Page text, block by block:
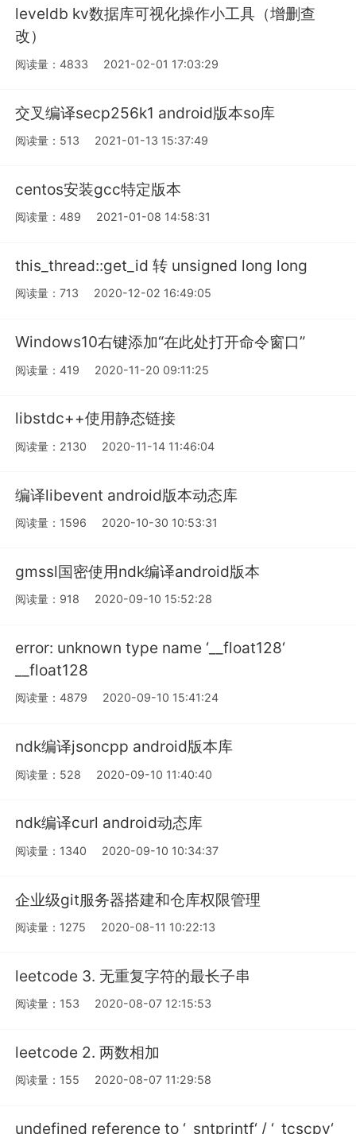
leveldb kv数据库可视化操作小工具（增删查
改）
阅读量：4833 2021-02-01 17:03:29
交叉编译secp256k1 android版本so库
阅读量：513 2021-01-13 15:37:49
centos安装gcc特定版本
阅读量：489 2021-01-08 14:58:31
this_thread::get_id 转 unsigned long long
阅读量：713 2020-12-02 16:49:05
Windows10右键添加“在此处打开命令窗口”
阅读量：419 2020-11-20 09:11:25
libstdc++使用静态链接
阅读量：2130 2020-11-14 11:46:04
编译libevent android版本动态库
阅读量：1596 2020-10-30 10:53:31
gmssl国密使用ndk编译android版本
阅读量：918 2020-09-10 15:52:28
error: unknown type name ‘__float128‘
__float128
阅读量：4879 2020-09-10 15:41:24
ndk编译jsoncpp android版本库
阅读量：528 2020-09-10 11:40:40
ndk编译curl android动态库
阅读量：1340 2020-09-10 10:34:37
企业级git服务器搭建和仓库权限管理
阅读量：1275 2020-08-11 10:22:13
leetcode 3. 无重复字符的最长子串
阅读量：153 2020-08-07 12:15:53
leetcode 2. 两数相加
阅读量：155 2020-08-07 11:29:58
undefined reference to ‘_sntprintf‘ / ‘_tcscpy‘